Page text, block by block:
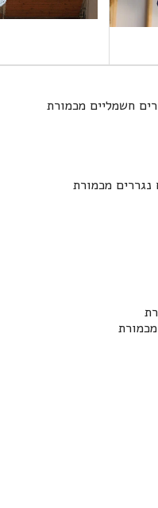
חשמליים מכמורת
נגררים מכמורת